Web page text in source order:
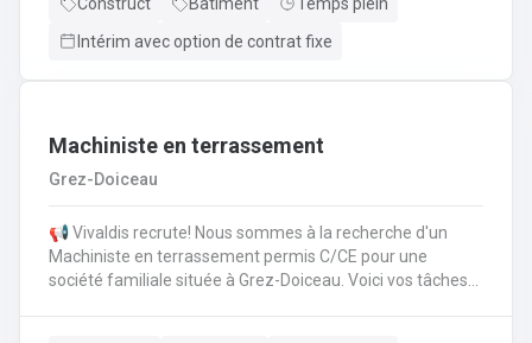
sur le chantier Intégré au cœur de sites historiques
murs pleins selon les règles de l'art
minutieux des maçonneries altérées par le
délicates sur des structures ancestrales.Sélection des
matériaux : Tri rigoureux, calibrage et manutention de
pierres lourdes.Synergie en hauteur : Travail sur
Construct Bâtiment
Temps plein
Intérim avec option de contrat fixe
Machiniste en terrassement
Grez-Doiceau
📢 Vivaldis recrute! Nous sommes à la recherche d'un
Machiniste en terrassement permis C/CE pour une
société familiale située à Grez-Doiceau. Voici vos tâches